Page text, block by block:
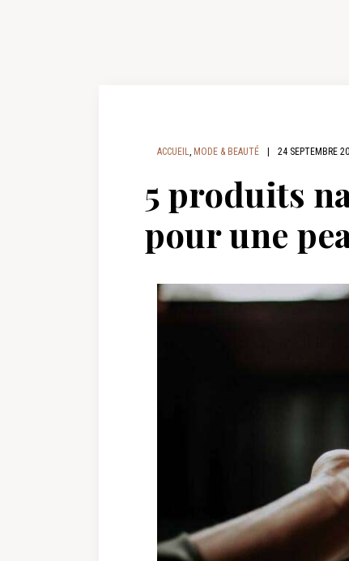
ACCUEIL, MODE & BEAUTÉ 24 SEPTEMBRE
5 produits
pour une